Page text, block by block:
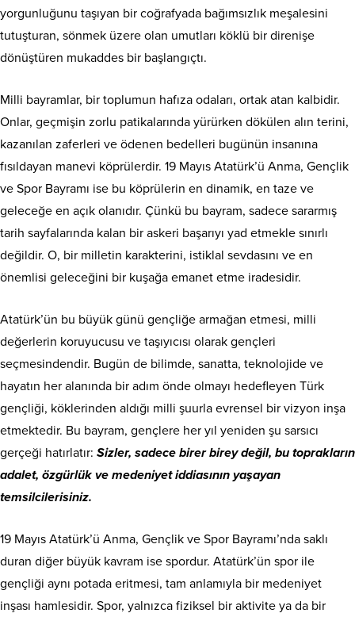
yorgunluğunu taşıyan bir coğrafyada bağımsızlık meşalesini
tutuşturan, sönmek üzere olan umutları köklü bir direnişe
dönüştüren mukaddes bir başlangıçtı.
​Milli bayramlar, bir toplumun hafıza odaları, ortak atan kalbidir.
Onlar, geçmişin zorlu patikalarında yürürken dökülen alın terini,
kazanılan zaferleri ve ödenen bedelleri bugünün insanına
fısıldayan manevi köprülerdir. 19 Mayıs Atatürk’ü Anma, Gençlik
ve Spor Bayramı ise bu köprülerin en dinamik, en taze ve
geleceğe en açık olanıdır. Çünkü bu bayram, sadece sararmış
tarih sayfalarında kalan bir askeri başarıyı yad etmekle sınırlı
değildir. O, bir milletin karakterini, istiklal sevdasını ve en
önemlisi geleceğini bir kuşağa emanet etme iradesidir.
Atatürk’ün bu büyük günü gençliğe armağan etmesi, milli
değerlerin koruyucusu ve taşıyıcısı olarak gençleri
seçmesindendir. ​Bugün de bilimde, sanatta, teknolojide ve
hayatın her alanında bir adım önde olmayı hedefleyen Türk
gençliği, köklerinden aldığı milli şuurla evrensel bir vizyon inşa
etmektedir. Bu bayram, gençlere her yıl yeniden şu sarsıcı
gerçeği hatırlatır: Sizler, sadece birer birey değil, bu toprakların
adalet, özgürlük ve medeniyet iddiasının yaşayan
temsilcilerisiniz.
​19 Mayıs Atatürk’ü Anma, Gençlik ve Spor Bayramı’nda saklı
duran diğer büyük kavram ise spordur. Atatürk’ün spor ile
gençliği aynı potada eritmesi, tam anlamıyla bir medeniyet
inşası hamlesidir. Spor, yalnızca fiziksel bir aktivite ya da bir